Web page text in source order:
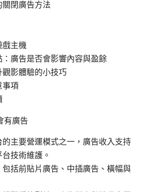
閉廣告方法
戲主機
廣告是否會影響內容與盈餘
影體驗的小技巧
事項
有廣告
主要營運模式之一，廣告收入支持
技術維護。
括前貼片廣告、中插廣告、橫幅與